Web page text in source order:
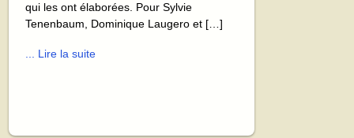
qui les ont élaborées. Pour Sylvie
Tenenbaum, Dominique Laugero et […]
... Lire la suite